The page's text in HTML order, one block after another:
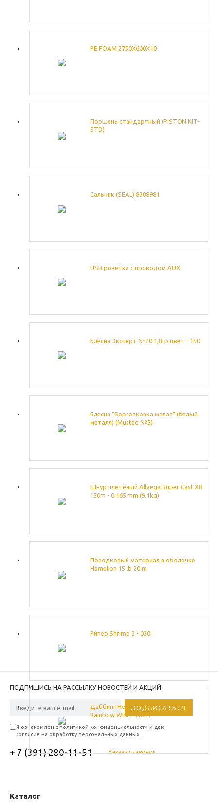
PE FOAM 2750X600X10
Поршень стандартный (PISTON KIT-
STD)
Сальник (SEAL) 8308981
USB розетка с проводом AUX
Блесна Эксперт №20 1,8гр цвет - 150
Блесна "Боргояковка малая" (белый
металл) (Mustad №5)
Шнур плетёный Allvega Super Cast X8
150m - 0.165 mm (9.1kg)
Поводковый материал в оболочке
Hamelion 15 lb 20 m
Рипер Shrimp 3 - 030
Даббинг Hends Spectra Dubbing -
Rainbow White Violet
ПОДПИШИСЬ НА РАССЫЛКУ НОВОСТЕЙ И АКЦИЙ
Я ознакомлен с политикой конфиденциальности и даю
согласие на обработку персональных данных.
+ 7 (391) 280-11-51 Заказать звонок
Каталог